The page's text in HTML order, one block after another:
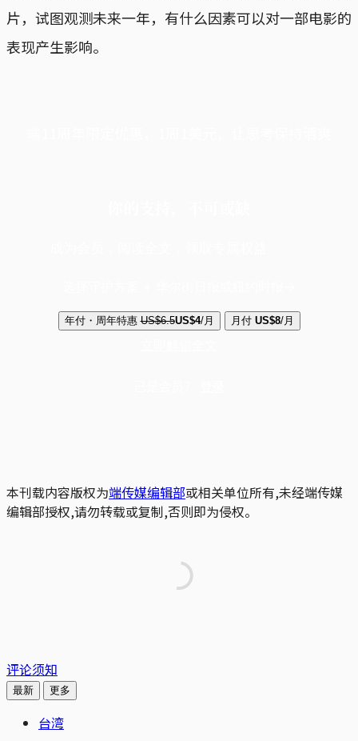
片，试图观测未来一年，有什么因素可以对一部电影的
表现产生影响。
年付・周年特惠 US$6.5US$4/月 月付 US$8/月
本刊载内容版权为端传媒编辑部或相关单位所有,未经端传媒
编辑部授权,请勿转载或复制,否则即为侵权。
评论须知
最新 更多
台湾